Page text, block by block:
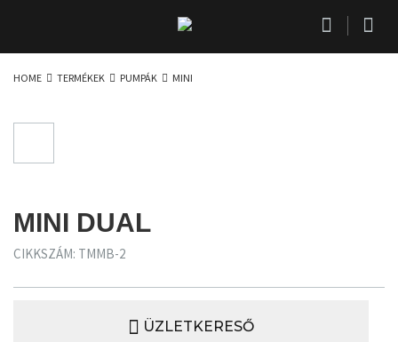
HOME TERMÉKEK PUMPÁK MINI
MINI DUAL
CIKKSZÁM: TMMB-2
ÜZLETKERESŐ